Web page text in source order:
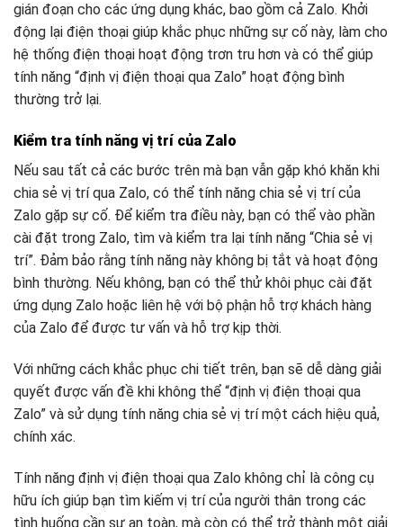
gián đoạn cho các ứng dụng khác, bao gồm cả Zalo. Khởi
động lại điện thoại giúp khắc phục những sự cố này, làm cho
hệ thống điện thoại hoạt động trơn tru hơn và có thể giúp
tính năng “định vị điện thoại qua Zalo” hoạt động bình
thường trở lại.
Kiểm tra tính năng vị trí của Zalo
Nếu sau tất cả các bước trên mà bạn vẫn gặp khó khăn khi
chia sẻ vị trí qua Zalo, có thể tính năng chia sẻ vị trí của
Zalo gặp sự cố. Để kiểm tra điều này, bạn có thể vào phần
cài đặt trong Zalo, tìm và kiểm tra lại tính năng “Chia sẻ vị
trí”. Đảm bảo rằng tính năng này không bị tắt và hoạt động
bình thường. Nếu không, bạn có thể thử khôi phục cài đặt
ứng dụng Zalo hoặc liên hệ với bộ phận hỗ trợ khách hàng
của Zalo để được tư vấn và hỗ trợ kịp thời.
Với những cách khắc phục chi tiết trên, bạn sẽ dễ dàng giải
quyết được vấn đề khi không thể “định vị điện thoại qua
Zalo” và sử dụng tính năng chia sẻ vị trí một cách hiệu quả,
chính xác.
Tính năng định vị điện thoại qua Zalo không chỉ là công cụ
hữu ích giúp bạn tìm kiếm vị trí của người thân trong các
tình huống cần sự an toàn, mà còn có thể trở thành một giải